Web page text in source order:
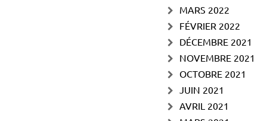
MARS 2022
FÉVRIER 2022
DÉCEMBRE 2021
NOVEMBRE 2021
OCTOBRE 2021
JUIN 2021
AVRIL 2021